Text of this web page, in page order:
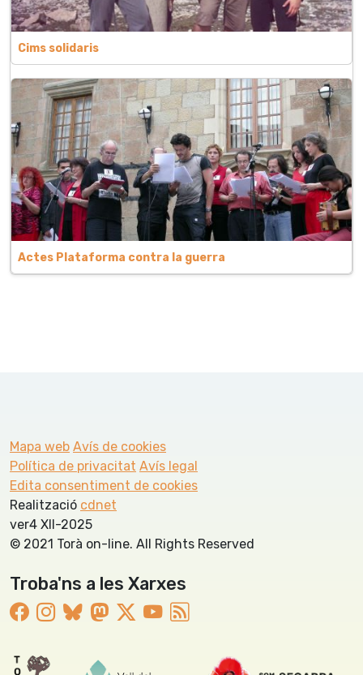
Cims solidaris
Actes Plataforma contra la guerra
Mapa web Avís de cookies
Política de privacitat Avís legal
Edita consentiment de cookies
Realització cdnet
ver4 XII-2025
© 2021 Torà on-line. All Rights Reserved
Troba'ns a les Xarxes